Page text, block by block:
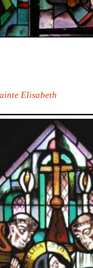
Elisabeth